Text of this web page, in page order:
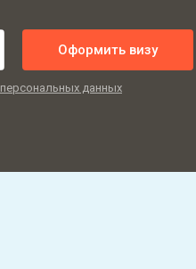
Оформить визу
персональных данных